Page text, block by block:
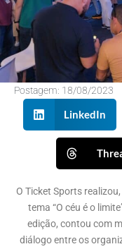
Postagem: 18/08/2023
LinkedIn
O Ticket Sports
tema “O céu é o
edição, contou com
diálogo entre os